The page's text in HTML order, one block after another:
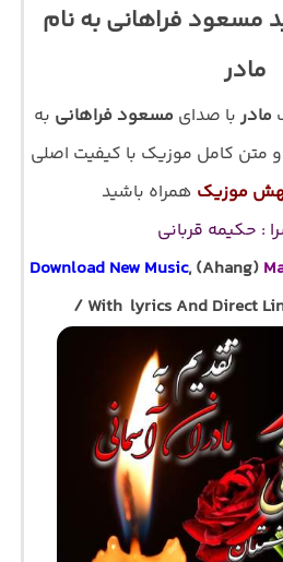
مسعود فراهانی به نام
مادر
مادر با صدای مسعود فراهانی به
و متن کامل موزیک با کیفیت اصلی
موزیک همراه باشید
: حکیمه قربانی
Download New Music, (Ahang)
/ With lyrics And Direct